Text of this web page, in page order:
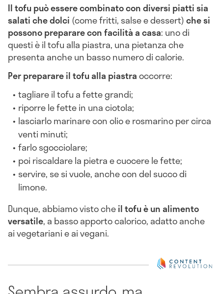
Il tofu può essere combinato con diversi piatti sia
salati che dolci (come fritti, salse e dessert)che si
possono preparare con facilità a casa: uno di
questi è il tofu alla piastra, una pietanza che
presenta anche un basso numero di calorie.
Per preparare il tofu alla piastraoccorre:
tagliare il tofu a fette grandi;
riporre le fette in una ciotola;
lasciarlo marinare con olio e rosmarino per circa
venti minuti;
farlo sgocciolare;
poi riscaldare la pietra e cuocere le fette;
servire, se si vuole, anche con del succo di
limone.
Dunque, abbiamo visto cheil tofu è un alimento
versatile, a basso apporto calorico, adatto anche
ai vegetariani e ai vegani.